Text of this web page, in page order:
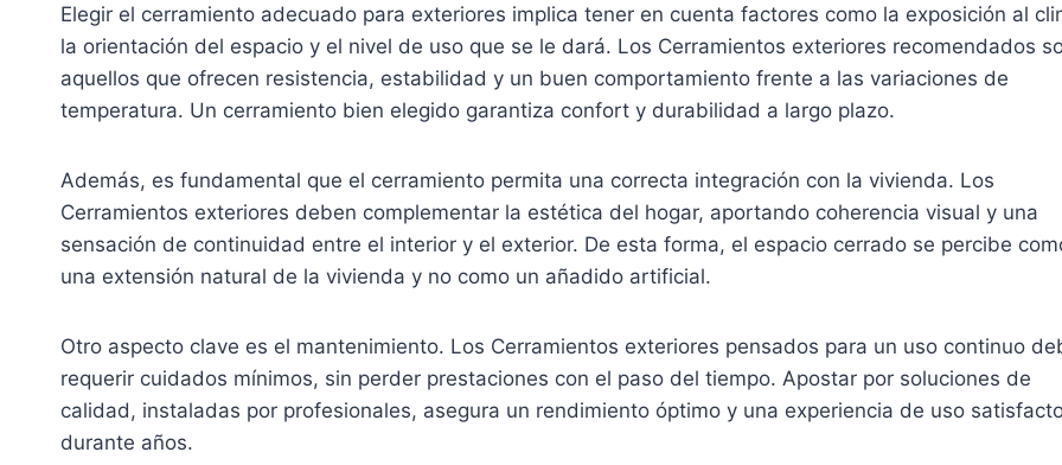
Elegir el cerramiento adecuado para exteriores implica tener en cuenta factores como la exposición al
la orientación del espacio y el nivel de uso que se le dará. Los Cerramientos exteriores recomendados
aquellos que ofrecen resistencia, estabilidad y un buen comportamiento frente a las variaciones de
temperatura. Un cerramiento bien elegido garantiza confort y durabilidad a largo plazo.
Además, es fundamental que el cerramiento permita una correcta integración con la vivienda. Los
Cerramientos exteriores deben complementar la estética del hogar, aportando coherencia visual y una
sensación de continuidad entre el interior y el exterior. De esta forma, el espacio cerrado se percibe
una extensión natural de la vivienda y no como un añadido artificial.
Otro aspecto clave es el mantenimiento. Los Cerramientos exteriores pensados para un uso continuo
requerir cuidados mínimos, sin perder prestaciones con el paso del tiempo. Apostar por soluciones de
calidad, instaladas por profesionales, asegura un rendimiento óptimo y una experiencia de uso
durante años.